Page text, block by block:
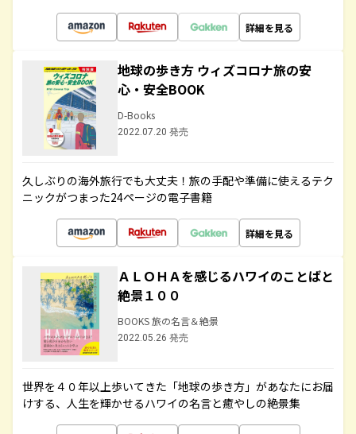
詳細を見る
地球の歩き方 ウィズコロナ旅の安
心・安全BOOK
D-Books
2022.07.20 発売
久しぶりの海外旅行でも大丈夫！旅の手配や準備に使えるテク
ニックがつまった24ページの電子書籍
詳細を見る
ＡＬＯＨＡを感じるハワイのことばと
絶景１００
BOOKS 旅の名言＆絶景
2022.05.26 発売
世界を４０年以上歩いてきた「地球の歩き方」があなたにお届
けする、人生を輝かせるハワイの名言と癒やしの絶景集